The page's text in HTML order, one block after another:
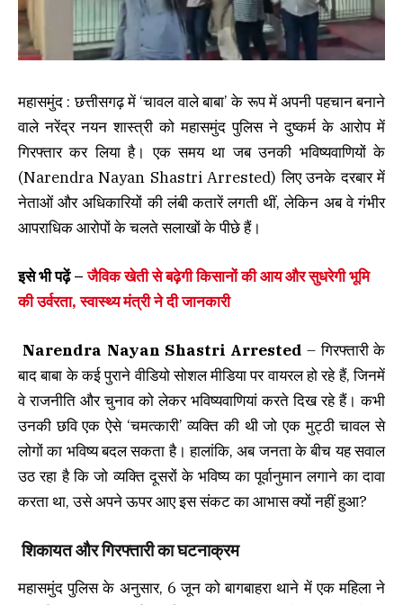
महासमुंद : छत्तीसगढ़ में ‘चावल वाले बाबा’ के रूप में अपनी पहचान बनाने
वाले नरेंद्र नयन शास्त्री को महासमुंद पुलिस ने दुष्कर्म के आरोप में
गिरफ्तार कर लिया है। एक समय था जब उनकी भविष्यवाणियों के
(Narendra Nayan Shastri Arrested) लिए उनके दरबार में
नेताओं और अधिकारियों की लंबी कतारें लगती थीं, लेकिन अब वे गंभीर
आपराधिक आरोपों के चलते सलाखों के पीछे हैं।
इसे भी पढ़ें –जैविक खेती से बढ़ेगी किसानों की आय और सुधरेगी भूमि
की उर्वरता, स्वास्थ्य मंत्री ने दी जानकारी
Narendra Nayan Shastri Arrested – गिरफ्तारी के
बाद बाबा के कई पुराने वीडियो सोशल मीडिया पर वायरल हो रहे हैं, जिनमें
वे राजनीति और चुनाव को लेकर भविष्यवाणियां करते दिख रहे हैं। कभी
उनकी छवि एक ऐसे ‘चमत्कारी’ व्यक्ति की थी जो एक मुट्ठी चावल से
लोगों का भविष्य बदल सकता है। हालांकि, अब जनता के बीच यह सवाल
उठ रहा है कि जो व्यक्ति दूसरों के भविष्य का पूर्वानुमान लगाने का दावा
करता था, उसे अपने ऊपर आए इस संकट का आभास क्यों नहीं हुआ?
शिकायत और गिरफ्तारी का घटनाक्रम
महासमुंद पुलिस के अनुसार, 6 जून को बागबाहरा थाने में एक महिला ने